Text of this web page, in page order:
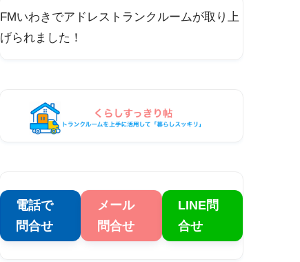
FMいわきでアドレストランクルームが取り上
げられました！
電話で
問合せ
メール
問合せ
LINE問
合せ